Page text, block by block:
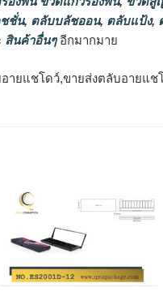
ชั่น, ตลับบลัชออน, ตลับแป้ง,
สินค้าอื่นๆอีกมากมาย
ายแชโดว์,ขายส่งตลับอายแ